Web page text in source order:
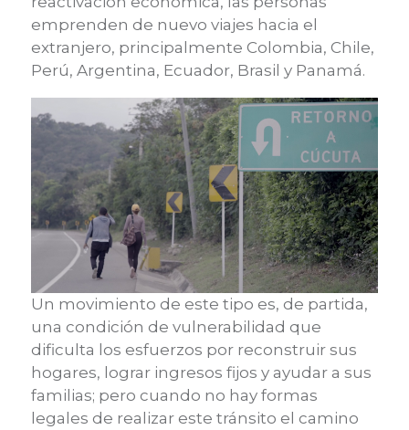
emprenden de nuevo viajes hacia el
extranjero, principalmente Colombia, Chile,
Perú, Argentina, Ecuador, Brasil y Panamá.
Un movimiento de este tipo es, de partida,
una condición de vulnerabilidad que
dificulta los esfuerzos por reconstruir sus
hogares, lograr ingresos fijos y ayudar a sus
familias; pero cuando no hay formas
legales de realizar este tránsito el camino